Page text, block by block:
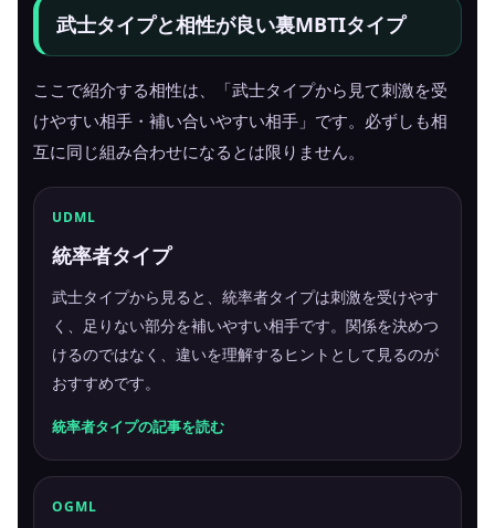
武士タイプと相性が良い裏MBTIタイプ
ここで紹介する相性は、「武士タイプから見て刺激を受
けやすい相手・補い合いやすい相手」です。必ずしも相
互に同じ組み合わせになるとは限りません。
UDML
統率者タイプ
武士タイプから見ると、統率者タイプは刺激を受けやす
く、足りない部分を補いやすい相手です。関係を決めつ
けるのではなく、違いを理解するヒントとして見るのが
おすすめです。
統率者タイプの記事を読む
OGML